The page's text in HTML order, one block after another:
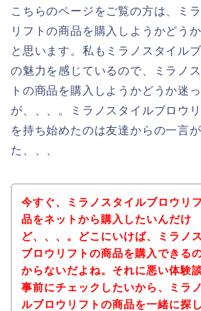
こちらのページをご覧の方は、ミ
リフトの商品を購入しようかどう
と思います。私もミラノスタイル
の魅力を感じているので、ミラノ
トの商品を購入しようかどうか迷
が、、、。ミラノスタイルブロウ
を持ち始めたのは友達からの一言
た、、、
今すぐ、ミラノスタイルブロウリ
品をネットから購入したいんだけ
ど、、、。どこにいけば、ミラノ
ブロウリフトの商品を購入できる
からないだよね。それに悪い体験
事前にチェックしたいから、ミラ
ルブロウリフトの商品を一緒に探